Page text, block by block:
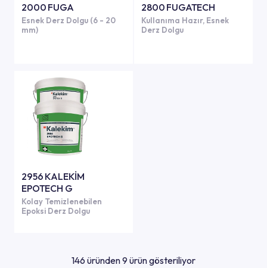
2000 FUGA
Esnek Derz Dolgu (6 - 20
mm)
2800 FUGATECH
Kullanıma Hazır, Esnek
Derz Dolgu
2956 KALEKİM
EPOTECH G
Kolay Temizlenebilen
Epoksi Derz Dolgu
146 üründen 9 ürün gösteriliyor